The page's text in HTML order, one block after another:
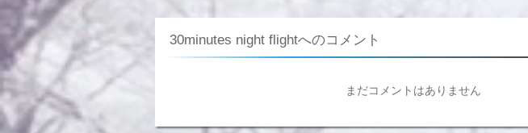
30minutes night flightへのコメント
まだコメントはありません